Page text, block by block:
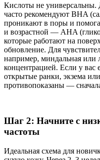
Кислоты не
часто рекомендуют BHA
проникают в поры и
и возрастной — AHA
которые работают на
обновление. Для
например, миндальная или
концентрацией. Если у вас
открытые ранки, экзема
противопоказаны —
Шаг 2: Начните с
частоты
Идеальная схема для